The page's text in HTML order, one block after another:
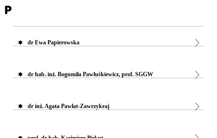
P
dr Ewa Papierowska
dr hab. inż. Bogumiła Pawluśkiewicz, prof. SGGW
dr inż. Agata Pawłat-Zawrzykraj